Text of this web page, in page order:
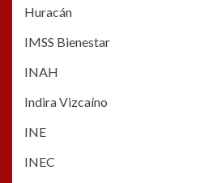
Huracán
IMSS Bienestar
INAH
Indira Vizcaíno
INE
INEC